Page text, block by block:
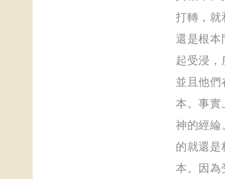
打轉，就
還是根本
起受浸，
並且他們
本。事實
神的經綸
的就還是
本。因為